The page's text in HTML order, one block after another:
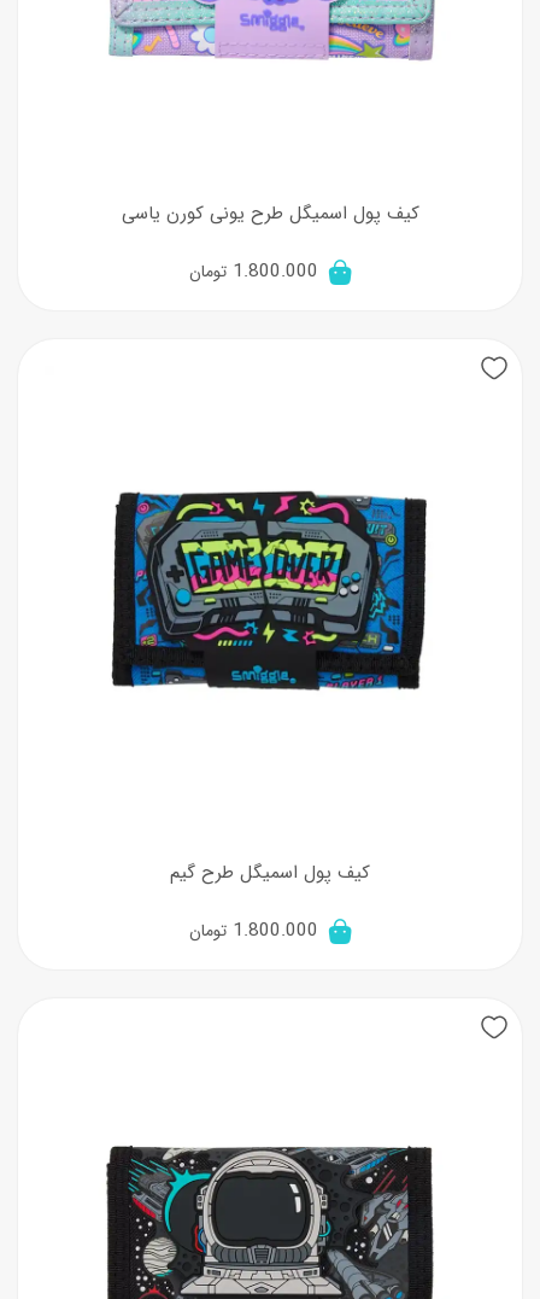
کیف پول اسمیگل طرح یونی کورن یاسی
1.800.000 تومان
کیف پول اسمیگل طرح گیم
1.800.000 تومان